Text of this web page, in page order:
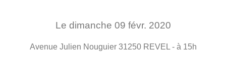
Le dimanche 09 févr. 2020
Avenue Julien Nouguier 31250 REVEL - à 15h